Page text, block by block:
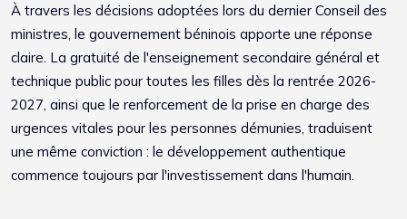
À travers les décisions adoptées lors du dernier Conseil des
ministres, le gouvernement béninois apporte une réponse
claire. La gratuité de l'enseignement secondaire général et
technique public pour toutes les filles dès la rentrée 2026-
2027, ainsi que le renforcement de la prise en charge des
urgences vitales pour les personnes démunies, traduisent
une même conviction : le développement authentique
commence toujours par l'investissement dans l'humain.